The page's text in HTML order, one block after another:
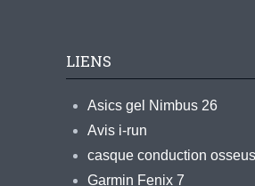
LIENS
Asics gel Nimbus 26
Avis i-run
casque conduction
Garmin Fenix 7